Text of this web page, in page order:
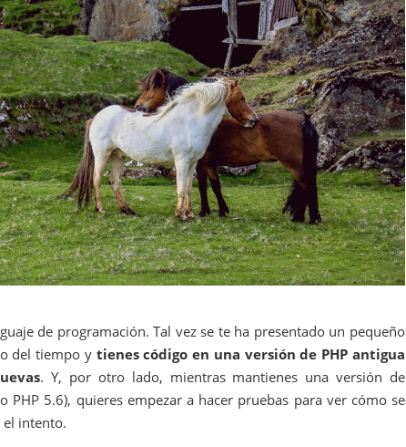
de programación. Tal vez se te ha presentado un pequeño
del tiempo y tienes código en una versión de PHP antigua
. Y, por otro lado, mientras mantienes una versión de
5.6), quieres empezar a hacer pruebas para ver cómo se
intento.